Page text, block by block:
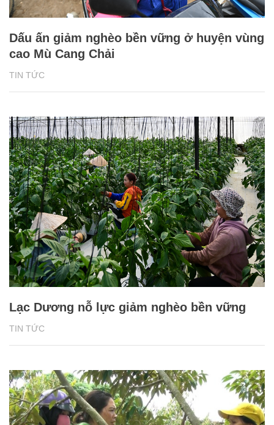
TIN TỨC
Dấu ấn giảm nghèo bền vững ở huyện vùng
cao Mù Cang Chải
TIN TỨC
Lạc Dương nỗ lực giảm nghèo bền vững